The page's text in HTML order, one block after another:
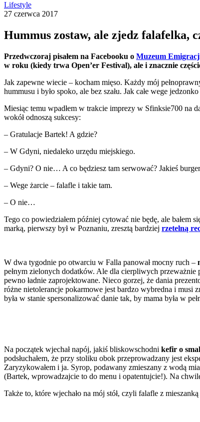
Lifestyle
27 czerwca 2017
Hummus zostaw, ale zjedz falafelka,
Przedwczoraj pisałem na Facebooku o Muzeum
w roku (kiedy trwa Open’er Festival), ale i znacznie
Jak zapewne wiecie – kocham mięso. Każdy mój
hummusu i było spoko, ale bez szału. Jak całe wege
Miesiąc temu wpadłem w trakcie imprezy w Sfinksie700 na
wokół odnoszą sukcesy:
– Gratulacje Bartek! A gdzie?
– W Gdyni, niedaleko urzędu miejskiego.
– Gdyni? O nie… A co będziesz tam serwować? Jakieś
– Wege żarcie – falafle i takie tam.
– O nie…
Tego co powiedziałem później cytować nie będę, ale bałem
marką, pierwszy był w Poznaniu, zresztą bardziej rzetelną
W dwa tygodnie po otwarciu w Falla panował mocny ruch –
pełnym zielonych dodatków. Ale dla cierpliwych przeważnie
pewno ładnie zaprojektowane. Nieco gorzej, że dania
różne nietolerancje pokarmowe jest bardzo wybredna i musi
była w stanie spersonalizować danie tak, by mama była w
Na początek wjechał napój, jakiś bliskowschodni kefir o
podsłuchałem, że przy stoliku obok przeprowadzany jest
Zaryzykowałem i ja. Syrop, podawany zmieszany z wodą
(Bartek, wprowadzajcie to do menu i opatentujcie!). Na
Także to, które wjechało na mój stół, czyli falafle z